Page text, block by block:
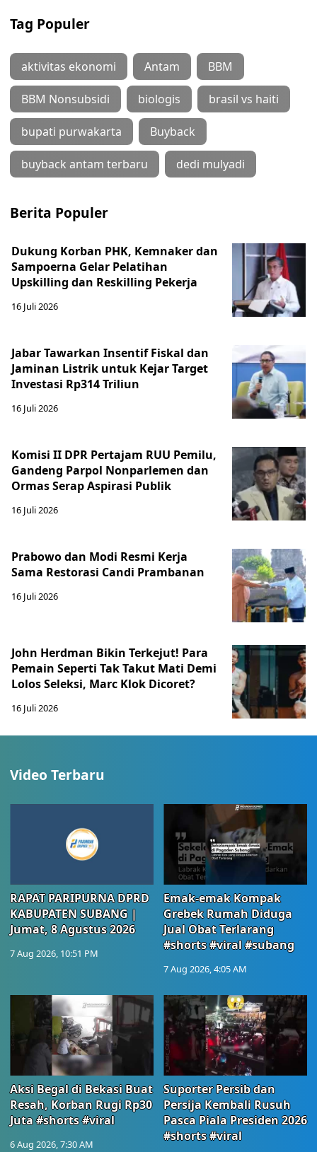
Tag Populer
aktivitas ekonomi Antam BBM
BBM Nonsubsidi biologis brasil vs haiti
bupati purwakarta Buyback
buyback antam terbaru dedi mulyadi
Berita Populer
Dukung Korban PHK, Kemnaker dan
Sampoerna Gelar Pelatihan
Upskilling dan Reskilling Pekerja
16 Juli 2026
Jabar Tawarkan Insentif Fiskal dan
Jaminan Listrik untuk Kejar Target
Investasi Rp314 Triliun
16 Juli 2026
Komisi II DPR Pertajam RUU Pemilu,
Gandeng Parpol Nonparlemen dan
Ormas Serap Aspirasi Publik
16 Juli 2026
Prabowo dan Modi Resmi Kerja
Sama Restorasi Candi Prambanan
16 Juli 2026
John Herdman Bikin Terkejut! Para
Pemain Seperti Tak Takut Mati Demi
Lolos Seleksi, Marc Klok Dicoret?
16 Juli 2026
Video Terbaru
RAPAT PARIPURNA DPRD
KABUPATEN SUBANG |
Jumat, 8 Agustus 2026
7 Aug 2026, 10:51 PM
Emak-emak Kompak
Grebek Rumah Diduga
Jual Obat Terlarang
#shorts #viral #subang
7 Aug 2026, 4:05 AM
Aksi Begal di Bekasi Buat
Resah, Korban Rugi Rp30
Juta #shorts #viral
6 Aug 2026, 7:30 AM
Suporter Persib dan
Persija Kembali Rusuh
Pasca Piala Presiden 2026
#shorts #viral